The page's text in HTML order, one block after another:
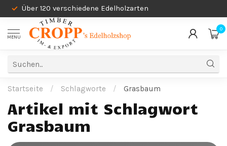
Über 120 verschiedene Edelholzarten
MENU
0
Startseite / Schlagworte / Grasbaum
Artikel mit Schlagwort
Grasbaum